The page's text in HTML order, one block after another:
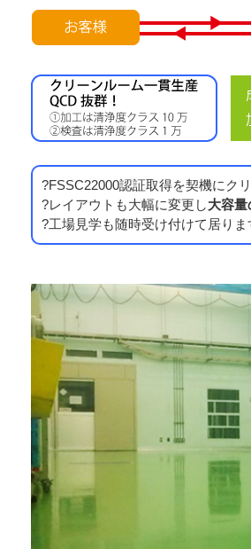
?FSSC22000認証取得を契機にク
?レイアウトも大幅に変更し大容
?工場見学も随時受け付けて居り